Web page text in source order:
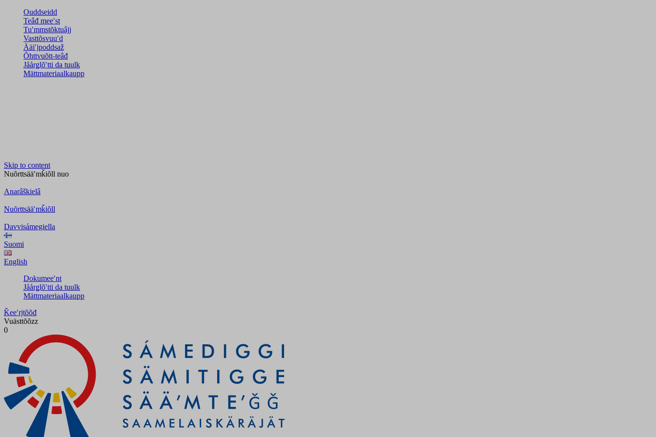
Ouddseidd
Teâđ meeʹst
Tuʹmmstõktuâjj
Vasttõsvuuʹd
Ääiʹjpoddsaž
Õhttvuõtt-teâđ
Jåårǥlõʹtti da tuulk
Mättmateriaalkaupp
Skip to content
Nuõrttsääʹmǩiõll nuo
Anarâškielâ
Nuõrttsääʹmǩiõll
Davvisámegiella
Suomi
English
Dokumeeʹnt
Jåårǥlõʹtti da tuulk
Mättmateriaalkaupp
Ǩeeʹrjtõõđ
Vuästtõõzz
0